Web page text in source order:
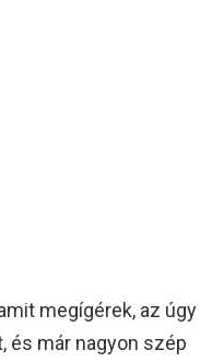
megígérek, az úgy
és már nagyon szép